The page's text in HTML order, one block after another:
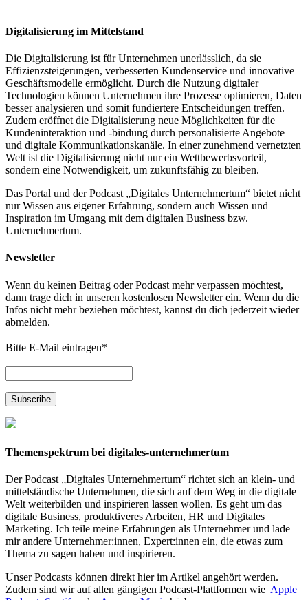
Digitalisierung im Mittelstand
Die Digitalisierung ist für Unternehmen unerlässlich, da sie
Effizienzsteigerungen, verbesserten Kundenservice und innovative
Geschäftsmodelle ermöglicht. Durch die Nutzung digitaler
Technologien können Unternehmen ihre Prozesse optimieren, Daten
besser analysieren und somit fundiertere Entscheidungen treffen.
Zudem eröffnet die Digitalisierung neue Möglichkeiten für die
Kundeninteraktion und -bindung durch personalisierte Angebote
und digitale Kommunikationskanäle. In einer zunehmend vernetzten
Welt ist die Digitalisierung nicht nur ein Wettbewerbsvorteil,
sondern eine Notwendigkeit, um zukunftsfähig zu bleiben.
Das Portal und der Podcast „Digitales Unternehmertum“ bietet nicht
nur Wissen aus eigener Erfahrung, sondern auch Wissen und
Inspiration im Umgang mit dem digitalen Business bzw.
Unternehmertum.
Newsletter
Wenn du keinen Beitrag oder Podcast mehr verpassen möchtest,
dann trage dich in unseren kostenlosen Newsletter ein. Wenn du die
Infos nicht mehr beziehen möchtest, kannst du dich jederzeit wieder
abmelden.
Bitte E-Mail eintragen*
Themenspektrum bei digitales-unternehmertum
Der Podcast „Digitales Unternehmertum“ richtet sich an klein- und
mittelständische Unternehmen, die sich auf dem Weg in die digitale
Welt weiterbilden und inspirieren lassen wollen. Es geht um das
digitale Business, produktiveres Arbeiten, HR und Digitales
Marketing. Ich teile meine Erfahrungen als Unternehmer und lade
mir andere Unternehmer:innen, Expert:innen ein, die etwas zum
Thema zu sagen haben und inspirieren.
Unser Podcasts können direkt hier im Artikel angehört werden.
Zudem sind wir auf allen gängigen Podcast-Plattformen wie Apple